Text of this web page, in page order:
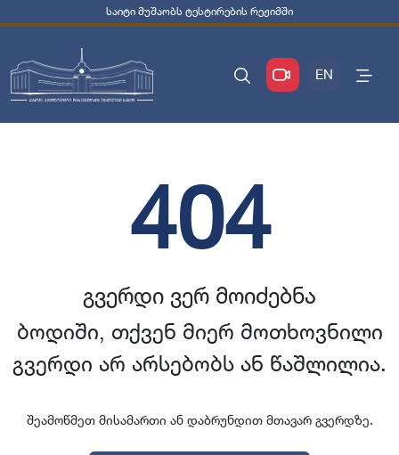
საიტი მუშაობს ტესტირების რეჟიმში
EN
404
გვერდი ვერ მოიძებნა
ბოდიში, თქვენ მიერ მოთხოვნილი
გვერდი არ არსებობს ან წაშლილია.
შეამოწმეთ მისამართი ან დაბრუნდით მთავარ გვერდზე.